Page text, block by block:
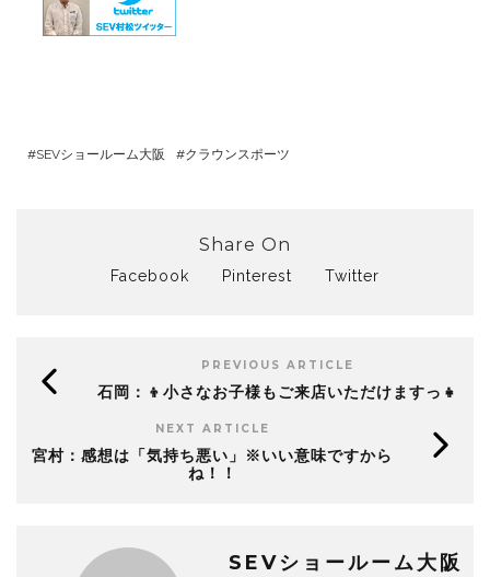
SEVショールーム大阪 クラウンスポーツ
Share On
Facebook Pinterest Twitter
PREVIOUS ARTICLE
石岡：👦小さなお子様もご来店いただけますっ👧
NEXT ARTICLE
宮村：感想は「気持ち悪い」※いい意味ですから
ね！！
SEVショールーム大阪